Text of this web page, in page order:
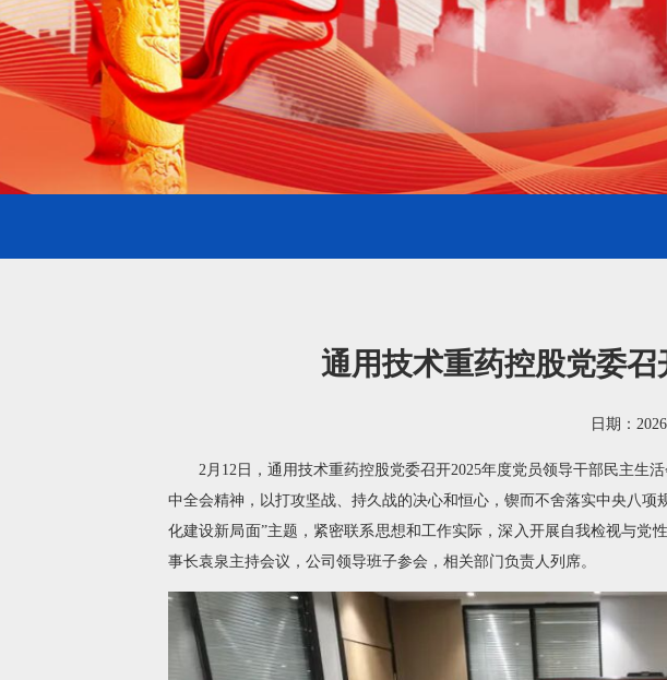
通用技术重药控股党委
日期：
2月12日，通用技术重药控股党委召开2025年度党员领导干部民主生
中全会精神，以打攻坚战、持久战的决心和恒心，锲而不舍落实中央八
化建设新局面”主题，紧密联系思想和工作实际，深入开展自我检视与
事长袁泉主持会议，公司领导班子参会，相关部门负责人列席。